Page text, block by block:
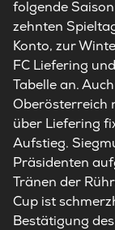
folgende
zehnten
Konto, zur
FC Liefering
Tabelle an.
Oberösterreich
über Liefering
Aufstieg.
Präsidenten
Tränen der
Cup ist
Bestätigung